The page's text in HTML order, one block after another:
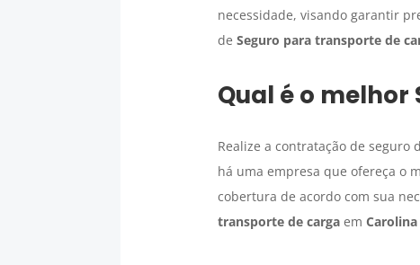
necessidade, visando garantir
de Seguro para transporte de
Qual é o melhor
Realize a contratação de seguro
há uma empresa que ofereça o
cobertura de acordo com sua
transporte de cargaem Carolina